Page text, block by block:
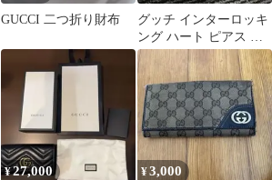
GUCCI 二つ折り財布
グッチ インターロッキ
ング ハート ピアス シ
ルバー
¥27,000 ¥3,000